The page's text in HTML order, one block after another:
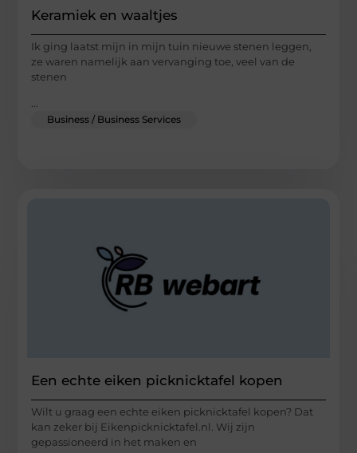
Keramiek en waaltjes
Ik ging laatst mijn in mijn tuin nieuwe stenen leggen,
ze waren namelijk aan vervanging toe, veel van de
stenen
...
Business / Business Services
Een echte eiken picknicktafel kopen
Wilt u graag een echte eiken picknicktafel kopen? Dat
kan zeker bij Eikenpicknicktafel.nl. Wij zijn
gepassioneerd in het maken en